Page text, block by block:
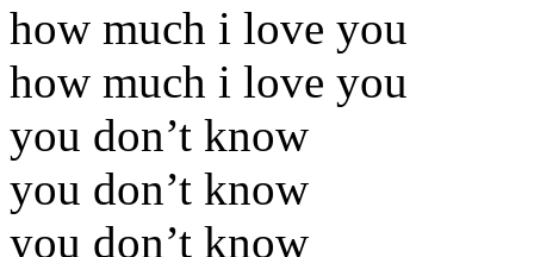
how much i love you
how much i love you
you don’t know
you don’t know
you don’t know